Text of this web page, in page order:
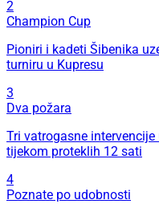
2
Champion Cup
Pioniri i kadeti Šibenika
turniru u Kupresu
3
Dva požara
Tri vatrogasne
tijekom proteklih 12 sati
4
Poznate po udobnosti